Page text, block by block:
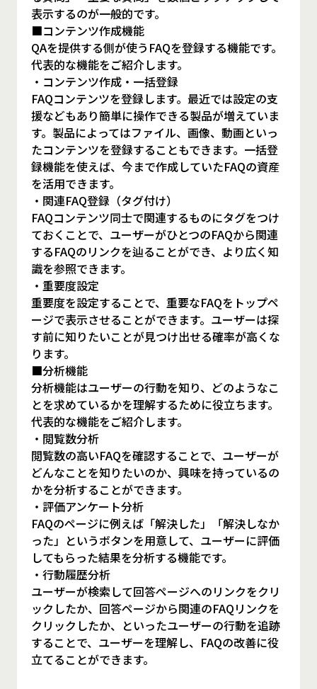
表示するのが一般的です。
■コンテンツ作成機能
QAを提供する側が使うFAQを登録する機能です。
代表的な機能をご紹介します。
・コンテンツ作成・一括登録
FAQコンテンツを登録します。最近では設定の支
援などもあり簡単に操作できる製品が増えていま
す。製品によってはファイル、画像、動画といっ
たコンテンツを登録することもできます。一括登
録機能を使えば、今まで作成していたFAQの資産
を活用できます。
・関連FAQ登録（タグ付け）
FAQコンテンツ同士で関連するものにタグをつけ
ておくことで、ユーザーがひとつのFAQから関連
するFAQのリンクを辿ることができ、より広く知
識を参照できます。
・重要度設定
重要度を設定することで、重要なFAQをトップペ
ージで表示させることができます。ユーザーは探
す前に知りたいことが見つけ出せる確率が高くな
ります。
■分析機能
分析機能はユーザーの行動を知り、どのようなこ
とを求めているかを理解するために役立ちます。
代表的な機能をご紹介します。
・閲覧数分析
閲覧数の高いFAQを確認することで、ユーザーが
どんなことを知りたいのか、興味を持っているの
かを分析することができます。
・評価アンケート分析
FAQのページに例えば「解決した」「解決しなか
った」というボタンを用意して、ユーザーに評価
してもらった結果を分析する機能です。
・行動履歴分析
ユーザーが検索して回答ページへのリンクをクリ
ックしたか、回答ページから関連のFAQリンクを
クリックしたか、といったユーザーの行動を追跡
することで、ユーザーを理解し、FAQの改善に役
立てることができます。